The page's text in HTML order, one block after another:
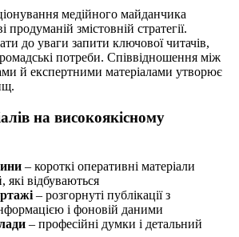
медійного майданчика
продуманій змістовній стратегії.
до уваги запити ключової читачів,
потреби. Співвідношення між
й експертними матеріалами утворює
на високоякісному
– короткі оперативні матеріали
які відбуваються
– розгорнуті публікації з
і фоновій даними
– професійні думки і детальний